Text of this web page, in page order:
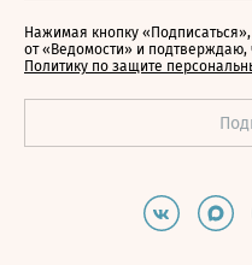
Нажимая кнопку
от «Ведомости» и
Политику по защите